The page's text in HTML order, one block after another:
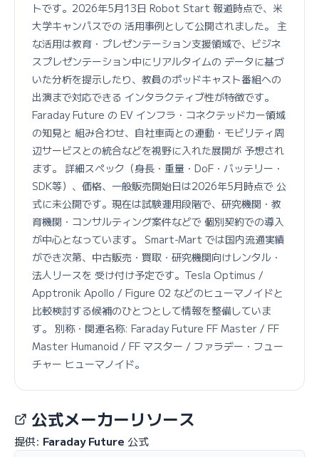
トです。2026年5月13日 Robot Start 報道時点で、米
大学キャンパスでの 活用事例として公開されました。 主
な活用は教育・プレゼンテーション支援領域で、ビジネ
スプレゼンテーション中にリアルタイムの データに基づ
いた分析を提示したり、教員のポッドキャスト番組への
出演まで対応できる インタラクティブ性が特徴です。
Faraday Future の EV インフラ・コネクテッドカー領域
の知見と 組み合わせ、自社車両との連動・モビリティ周
辺サービスとの統合などを視野に入れた展開が 予想され
ます。 詳細スペック（身長・重量・DoF・バッテリー・
SDK等）、価格、一般販売開始日は2026年5月時点で 公
式に未公開です。現在は試験運用段階で、研究機関・教
育機関・コンサルティング案件などで 個別契約での導入
が中心となっています。 Smart-Mart では国内流通実績
ができ次第、中古販売・買取・研究機関向けレンタル・
法人リースを 受け付け予定です。Tesla Optimus /
Apptronik Apollo / Figure 02 などのヒューマノイドと
比較検討する候補のひとつとして情報を整備していま
す。 別称・関連名称: Faraday Future FF Master / FF
Master Humanoid / FF マスター / ファラデー・フュー
チャー ヒューマノイド。
公式メーカーリソース
提供: Faraday Future 公式